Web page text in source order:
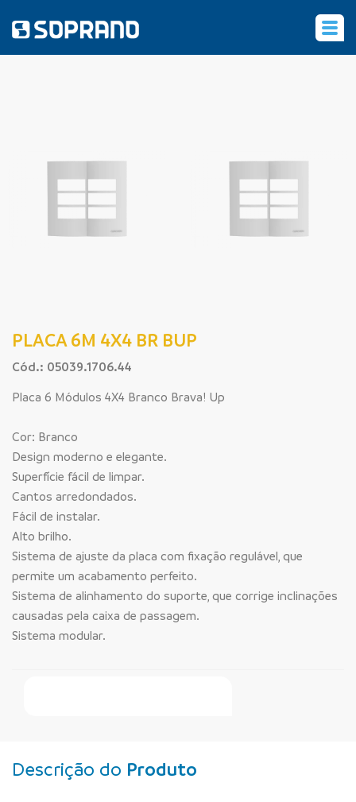
PLACA 6M 4X4 BR BUP
Cód.: 05039.1706.44
Placa 6 Módulos 4X4 Branco Brava! Up
Cor: Branco
Design moderno e elegante.
Superfície fácil de limpar.
Cantos arredondados.
Fácil de instalar.
Alto brilho.
Sistema de ajuste da placa com fixação regulável, que
permite um acabamento perfeito.
Sistema de alinhamento do suporte, que corrige inclinações
causadas pela caixa de passagem.
Sistema modular.
Descrição do Produto